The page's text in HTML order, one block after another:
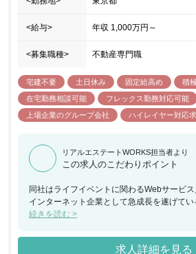
<給与> 年収 1,000万円 ～
<募集職種> 不動産専門職
宅建不要 土日休み 固定給高め 積
在宅勤務相談可能
フレックス勤務対応可能
上場企業のグループ会社
ハイレイヤー対応
リアルエステートWORKS担当者より
この求人のこだわりポイント
同社はライフイベントに関わるWebサービス
インターネット企業として急成長を遂げてい
2018年6月には東証プライム市場に上場を果
ライフサービスプラットフォーム事業では
運営を手掛け、ユーザーの最良な意思決定を
続きを読む >
求人詳細を見る